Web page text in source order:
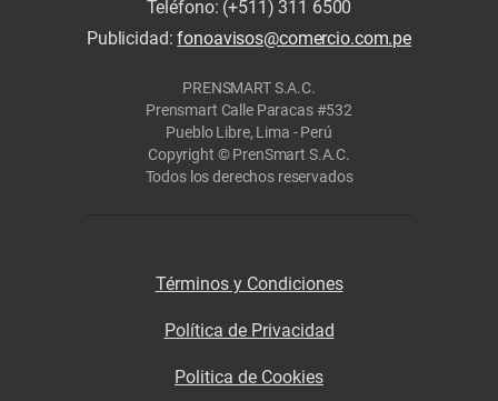
Teléfono: (+511) 311 6500
Publicidad:fonoavisos@comercio.com.pe
PRENSMART S.A.C.
Prensmart Calle Paracas #532
Pueblo Libre, Lima - Perú
Copyright © PrenSmart S.A.C.
Todos los derechos reservados
Términos y Condiciones
Política de Privacidad
Politica de Cookies